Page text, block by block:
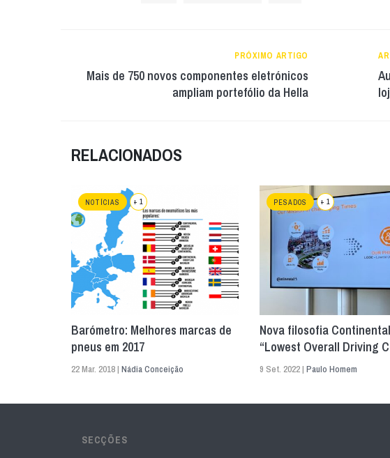
PRÓXIMO ARTIGO
Mais de 750 novos componentes eletrónicos
ampliam portefólio da Hella
RELACIONADOS
NOTÍCIAS + 1
Barómetro: Melhores marcas de
pneus em 2017
22 Mar. 2018 | Nádia Conceição
PESADOS + 1
Nova filosofia
“Lowest Overall Driving
9 Set. 2022 | Paulo Homem
SECÇÕES